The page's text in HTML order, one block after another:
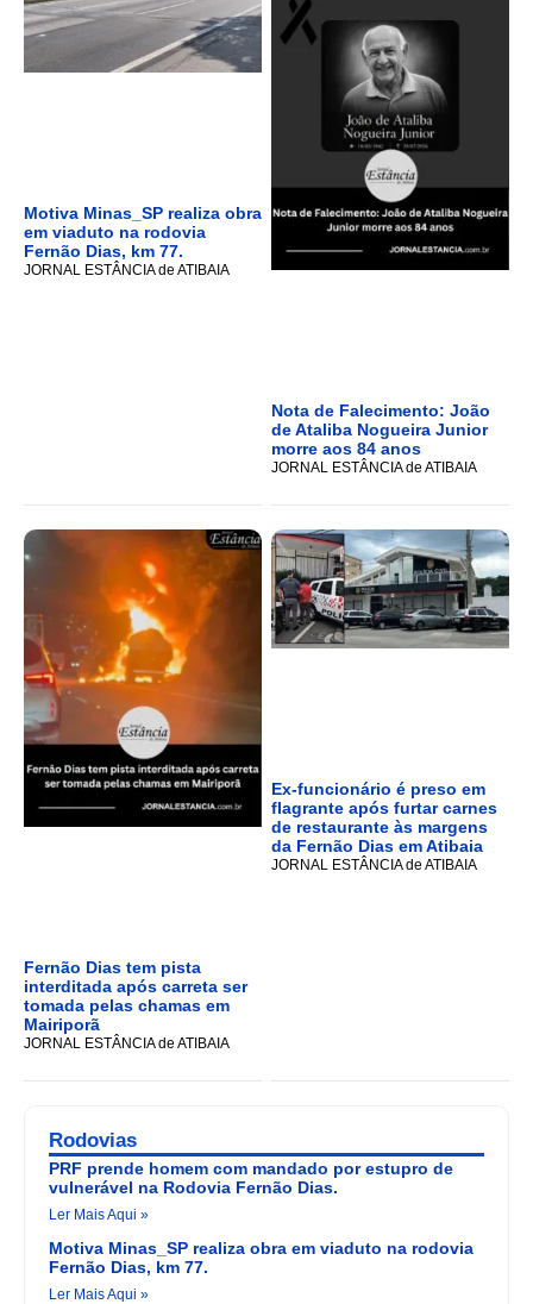
Motiva Minas_SP realiza obra
em viaduto na rodovia
Fernão Dias, km 77.
JORNAL ESTÂNCIA de ATIBAIA
Nota de Falecimento: João
de Ataliba Nogueira Junior
morre aos 84 anos
JORNAL ESTÂNCIA de ATIBAIA
Fernão Dias tem pista
interditada após carreta ser
tomada pelas chamas em
Mairiporã
JORNAL ESTÂNCIA de ATIBAIA
Ex-funcionário é preso em
flagrante após furtar carnes
de restaurante às margens
da Fernão Dias em Atibaia
JORNAL ESTÂNCIA de ATIBAIA
Rodovias
PRF prende homem com mandado por estupro de
vulnerável na Rodovia Fernão Dias.
Ler Mais Aqui »
Motiva Minas_SP realiza obra em viaduto na rodovia
Fernão Dias, km 77.
Ler Mais Aqui »